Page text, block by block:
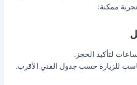
ممكنة:
لتأكيد الحجز.
للزيارة حسب جدول الفني الأقرب.